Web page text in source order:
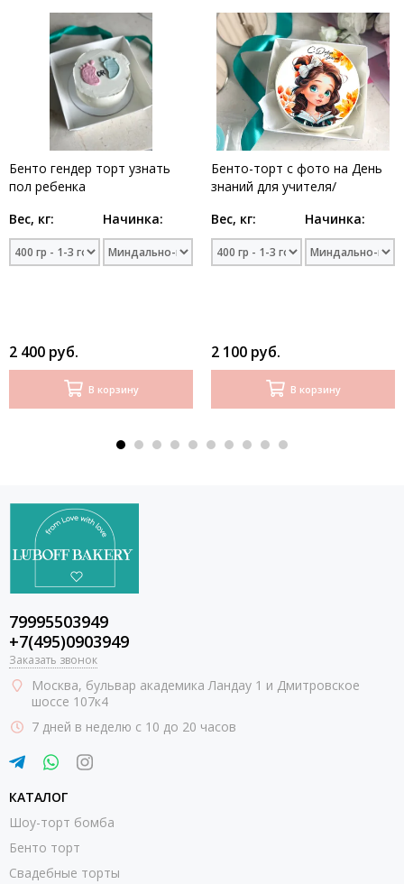
Бенто гендер торт узнать
пол ребенка
Вес, кг:
Начинка:
2 400 руб.
В корзину
Бенто-торт с фото на День
знаний для учителя/
Вес, кг:
Начинка:
2 100 руб.
В корзину
79995503949
+7(495)0903949
Заказать звонок
Москва, бульвар академика Ландау 1 и Дмитровское
шоссе 107к4
7 дней в неделю с 10 до 20 часов
КАТАЛОГ
Шоу-торт бомба
Бенто торт
Свадебные торты